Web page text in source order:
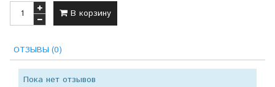
В корзину
ОТЗЫВЫ (0)
Пока нет отзывов